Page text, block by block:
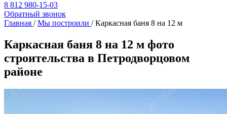
8 812 980-15-03
Обратный звонок
Главная / Мы построили / Каркасная баня 8 на 12 м
Каркасная баня 8 на 12 м фото
строительства в Петродворцовом
районе